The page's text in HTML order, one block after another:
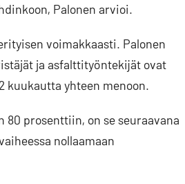
Palonen arvioi.
voimakkaasti. Palonen
ja asfalttityöntekijät ovat
kuukautta yhteen menoon.
80 prosenttiin, on se seuraavana
nollaamaan